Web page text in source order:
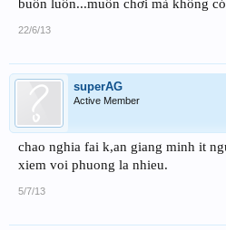
buồn luôn...muốn chơi mà không
22/6/13
superAG
Active Member
chao nghia fai k,an giang minh it
xiem voi phuong la nhieu.
5/7/13